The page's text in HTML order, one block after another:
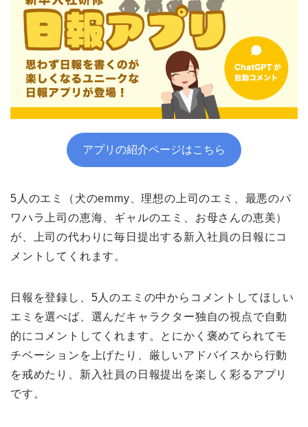
アプリの紹介ページはこちら
5人のエミ（犬のemmy、理想の上司のエミ、最悪のパ
ワハラ上司の恵海、ギャルのエミ、お母さんの恵美）
が、上司の代わりに毎日提出する新入社員の日報にコ
メントしてくれます。
日報を登録し、5人のエミの中からコメントしてほしい
エミを選べば、選んだキャラクター独自の視点で自動
的にコメントしてくれます。とにかく褒めてられてモ
チベーションを上げたり、厳しいアドバイスから行動
を戒めたり、新入社員の日報提出を楽しく彩るアプリ
です。